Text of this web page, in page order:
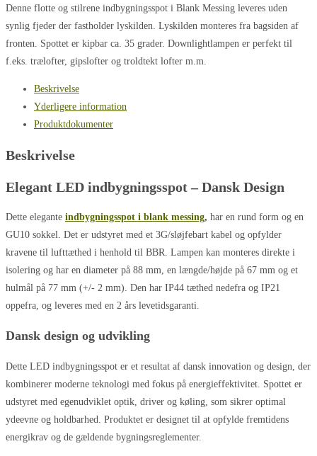
Denne flotte og stilrene indbygningsspot i Blank Messing leveres uden
synlig fjeder der fastholder lyskilden. Lyskilden monteres fra bagsiden af
fronten. Spottet er kipbar ca. 35 grader. Downlightlampen er perfekt til
f.eks. trælofter, gipslofter og troldtekt lofter m.m.
Beskrivelse
Yderligere information
Produktdokumenter
Beskrivelse
Elegant LED indbygningsspot – Dansk Design
Dette elegante indbygningsspot i blank messing, har en rund form og en
GU10 sokkel. Det er udstyret med et 3G/sløjfebart kabel og opfylder
kravene til lufttæthed i henhold til BBR. Lampen kan monteres direkte i
isolering og har en diameter på 88 mm, en længde/højde på 67 mm og et
hulmål på 77 mm (+/- 2 mm). Den har IP44 tæthed nedefra og IP21
oppefra, og leveres med en 2 års levetidsgaranti.
Dansk design og udvikling
Dette LED indbygningsspot er et resultat af dansk innovation og design, der
kombinerer moderne teknologi med fokus på energieffektivitet. Spottet er
udstyret med egenudviklet optik, driver og køling, som sikrer optimal
ydeevne og holdbarhed. Produktet er designet til at opfylde fremtidens
energikrav og de gældende bygningsreglementer.